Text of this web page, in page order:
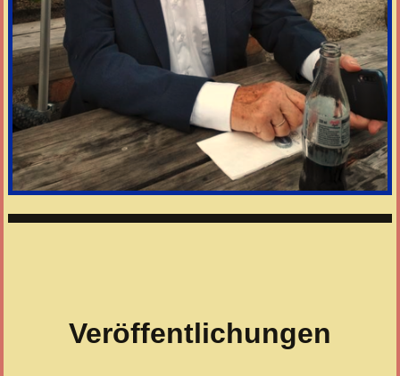
Veröffentlichungen